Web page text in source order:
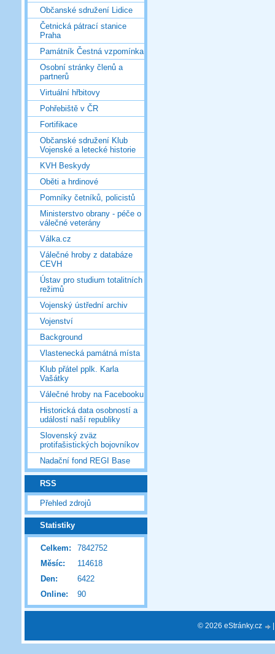
Občanské sdružení Lidice
Četnická pátrací stanice
Praha
Památník Čestná vzpomínka
Osobní stránky členů a
partnerů
Virtuální hřbitovy
Pohřebiště v ČR
Fortifikace
Občanské sdružení Klub
Vojenské a letecké historie
KVH Beskydy
Oběti a hrdinové
Pomníky četníků, policistů
Ministerstvo obrany - péče o
válečné veterány
Válka.cz
Válečné hroby z databáze
CEVH
Ústav pro studium totalitních
režimů
Vojenský ústřední archiv
Vojenství
Background
Vlastenecká památná místa
Klub přátel pplk. Karla
Vašátky
Válečné hroby na Facebooku
Historická data osobností a
událostí naší republiky
Slovenský zväz
protifašistických bojovníkov
Nadační fond REGI Base
RSS
Přehled zdrojů
Statistiky
Online: 90
Celkem:
7842752
Měsíc:
114618
Den:
6422
© 2026 eStránky.cz